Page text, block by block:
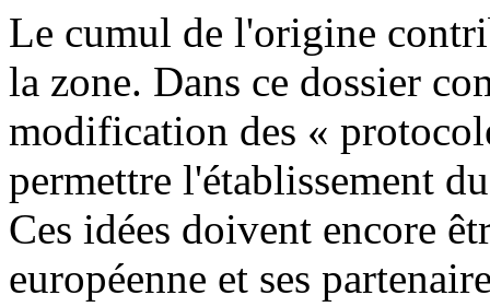
Le cumul de l'origine
la zone. Dans ce dossier
modification des «
permettre l'établissement
Ces idées doivent encore
européenne et ses